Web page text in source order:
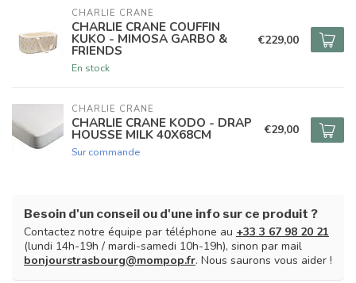
CHARLIE CRANE
CHARLIE CRANE COUFFIN
KUKO - MIMOSA GARBO &
FRIENDS
En stock
€229,00
CHARLIE CRANE
CHARLIE CRANE KODO - DRAP
HOUSSE MILK 40X68CM
Sur commande
€29,00
Besoin d'un conseil ou d'une info sur ce produit ?
Contactez notre équipe par téléphone au +33 3 67 98 20 21
(lundi 14h-19h / mardi-samedi 10h-19h), sinon par mail
bonjourstrasbourg@mompop.fr. Nous saurons vous aider !